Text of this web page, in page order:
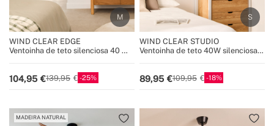
WIND CLEAR EDGE
Ventoinha de teto silenciosa 40 W
104,95 139,95 25
WIND CLEAR STUDIO
Ventoinha de teto 40W silenciosa
89,95 109,95 18
MADEIRA NATURAL